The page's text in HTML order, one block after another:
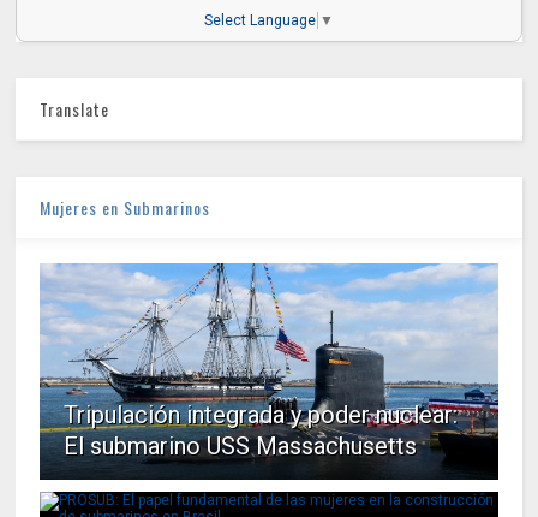
Select Language ▼
Translate
Mujeres en Submarinos
Tripulación integrada y poder nuclear:
El submarino USS Massachusetts